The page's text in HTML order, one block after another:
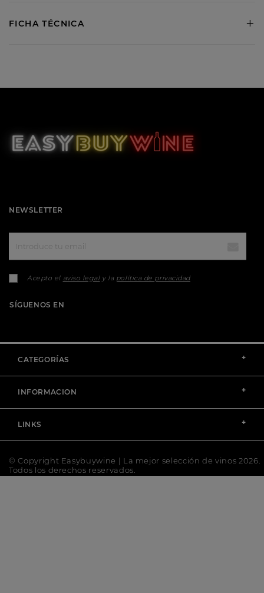
FICHA TÉCNICA +
CATEGORÍAS +
INFORMACION +
LINKS +
NEWSLETTER
Acepto el aviso legaly la política de privacidad
SÍGUENOS EN
© Copyright Easybuywine | La mejor selección de vinos 2026.
Todos los derechos reservados.